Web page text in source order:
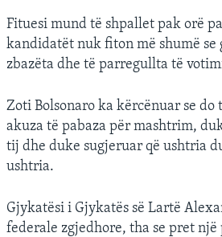
Fituesi mund të shpallet pak orë
kandidatët nuk fiton më shumë se
zbazëta dhe të parregullta të
Zoti Bolsonaro ka kërcënuar se
akuza të pabaza për mashtrim,
tij dhe duke sugjeruar që ushtria
ushtria.
Gjykatësi i Gjykatës së Lartë
federale zgjedhore, tha se pret një